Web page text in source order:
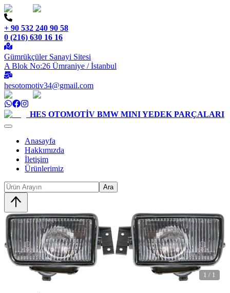
+ 90 532 240 90 58
0 (216) 630 16 16
Gümrükçüler Sanayi Sitesi
A Blok No:26 Ümraniye / İstanbul
hesotomotiv34@gmail.com
HES OTOMOTİV BMW MINI YEDEK PARÇALARI
Anasayfa
Hakkımızda
İletişim
Ürünlerimiz
Ara
1 / 1